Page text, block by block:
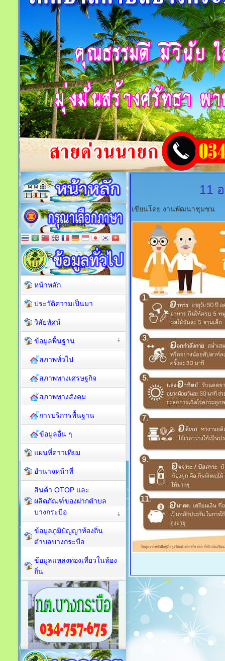
11
เขียนโดย งานพัฒนาชุมชน
หน้าหลัก
ประวัติความเป็นมา
วิสัยทัศน์
ข้อมูลพื้นฐาน
สภาพทั่วไป
สภาพทางเศรษฐกิจ
สภาพทางสังคม
การบริการพื้นฐาน
ข้อมูลอื่น ๆ
แผนที่ดาวเทียม
อำนาจหน้าที่
สินค้า OTOP และ
ผลิตภัณฑ์ของฝากตำบล
บางกระบือ
ข้อมูลภูมิปัญญาท้องถิ่น
ตำบลบางกระบือ
ข้อมูลแหล่งท่องเที่ยวในท้อง
ถิ่น